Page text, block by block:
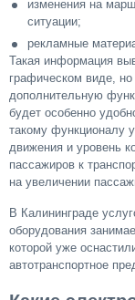
изменения на
ситуации;
рекламные
Такая информация
графическом виде,
дополнительную
будет особенно
такому функционалу
движения и уровень
пассажиров к
на увеличении
В Калининграде
оборудования
которой уже
автотранспортное